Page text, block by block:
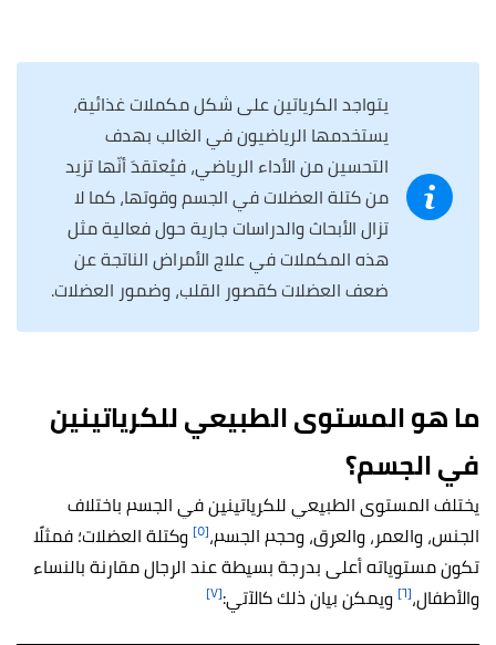
يتواجد الكرياتين على شكل مكملات غذائية،
يستخدمها الرياضيون في الغالب بهدف
التحسين من الأداء الرياضي، فيُعتقدَ أنّها تزيد
من كتلة العضلات في الجسم وقوتها، كما لا
تزال الأبحاث والدراسات جارية حول فعالية مثل
هذه المكملات في علاج الأمراض الناتجة عن
ضعف العضلات كقصور القلب، وضمور العضلات.
ما هو المستوى الطبيعي للكرياتينين
في الجسم؟
يختلف المستوى الطبيعي للكرياتينين في الجسم باختلاف
الجنس، والعمر، والعرق، وحجم الجسم،[٥]
وكتلة العضلات؛ فمثلًا
تكون مستوياته أعلى بدرجة بسيطة عند الرجال مقارنة بالنساء
والأطفال،[٦] ويمكن بيان ذلك كالآتي:[٧]